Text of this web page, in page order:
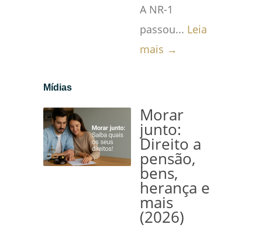
A NR-1
passou... Leia
mais →
Mídias
Morar
junto:
Direito a
pensão,
bens,
herança e
mais
(2026)